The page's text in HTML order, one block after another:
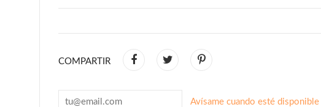
COMPARTIR
Avísame cuando esté disponible